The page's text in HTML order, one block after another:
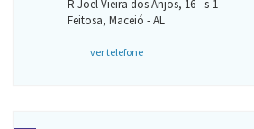
R Joel Vieira dos Anjos, 16 - s-1
Feitosa, Maceió - AL
ver telefone